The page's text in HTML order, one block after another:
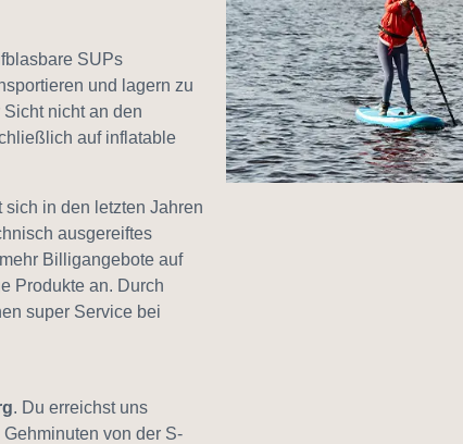
SUPs
und lagern zu
nicht an den
auf inflatable
sich in den letzten Jahren
ausgereiftes
Billigangebote auf
Produkte an. Durch
super Service bei
. Du erreichst uns
von der S-